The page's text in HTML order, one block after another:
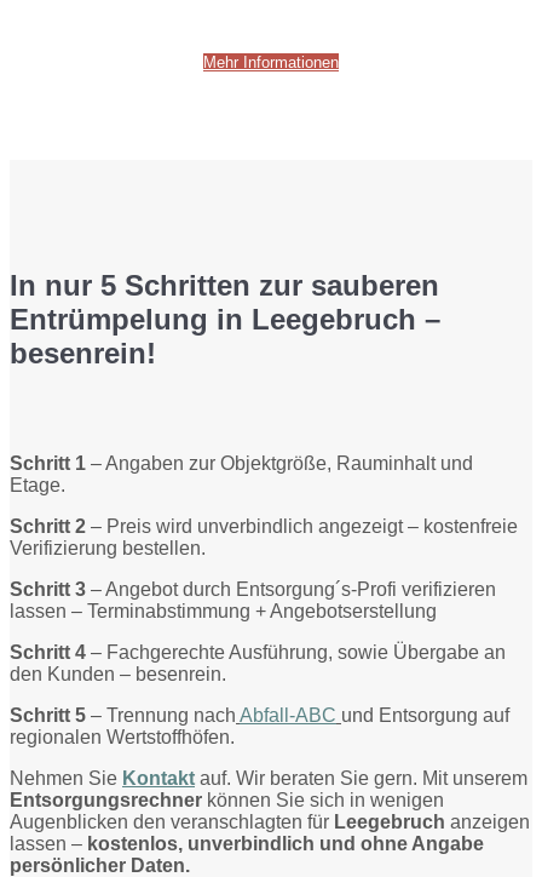
Mehr Informationen
In nur 5 Schritten zur sauberen
Entrümpelung in Leegebruch –
besenrein!
Schritt 1 – Angaben zur Objektgröße, Rauminhalt und
Etage.
Schritt 2 – Preis wird unverbindlich angezeigt – kostenfreie
Verifizierung bestellen.
Schritt 3 – Angebot durch Entsorgung´s-Profi verifizieren
lassen – Terminabstimmung + Angebotserstellung
Schritt 4 – Fachgerechte Ausführung, sowie Übergabe an
den Kunden – besenrein.
Schritt 5 – Trennung nach Abfall-ABC und Entsorgung auf
regionalen Wertstoffhöfen.
Nehmen Sie Kontakt auf. Wir beraten Sie gern. Mit unserem
Entsorgungsrechner können Sie sich in wenigen
Augenblicken den veranschlagten für Leegebruch anzeigen
lassen – kostenlos, unverbindlich und ohne Angabe
persönlicher Daten.